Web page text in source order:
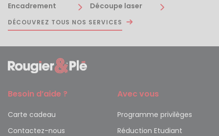
Encadrement Découpe laser
DÉCOUVREZ TOUS NOS SERVICES
Besoin d’aide ?
Carte cadeau
Contactez-nous
Avec vous
Programme privilèges
Réduction Etudiant